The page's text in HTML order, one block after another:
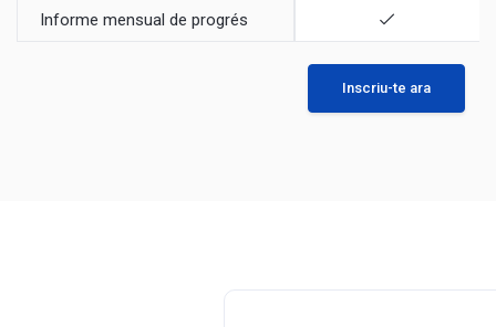
Informe mensual de progrés
Inscriu-te ara